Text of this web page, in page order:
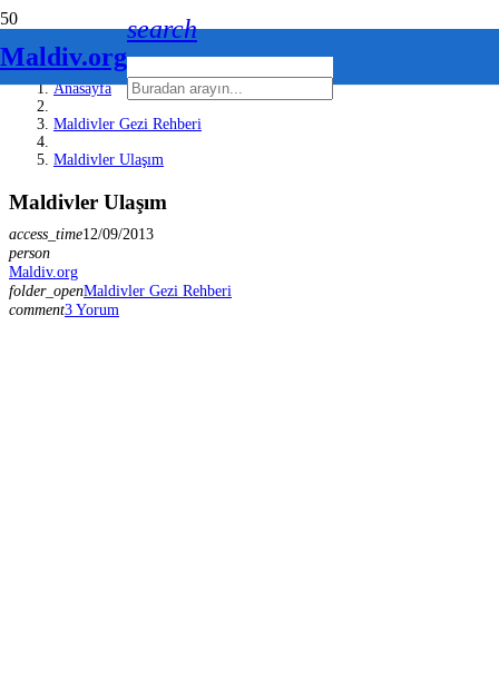
Maldiv.org
search
Anasayfa
Maldivler Gezi Rehberi
Maldivler Ulaşım
Maldivler Ulaşım
access_time12/09/2013
person
Maldiv.org
folder_openMaldivler Gezi Rehberi
comment3Yorum